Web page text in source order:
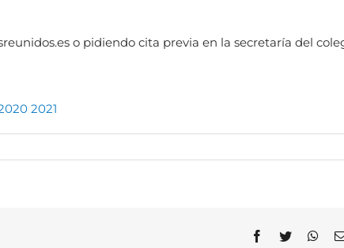
o pidiendo cita previa en la secretaría del
2021
Facebook
Twitter